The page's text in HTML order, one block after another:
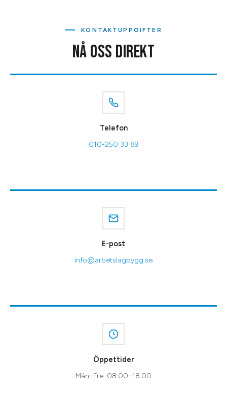
KONTAKTUPPGIFTER
NÅ OSS DIREKT
Telefon
010-250 33 89
E-post
info@arbetslagbygg.se
Öppettider
Mån–Fre: 08:00–18:00